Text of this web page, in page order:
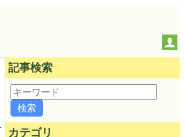
記事検索
カテゴリ